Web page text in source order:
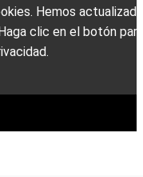
Hemos actualizado
clic en el botón para